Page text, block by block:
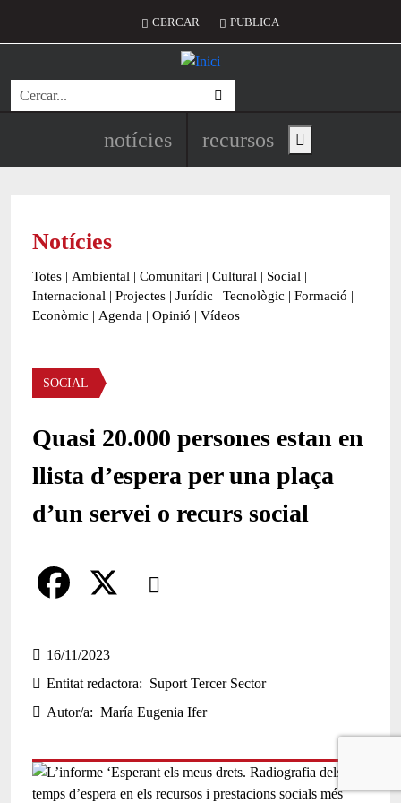
Menú del compte d'usuari
CERCAR PUBLICA
Cerca
Navegació principal de
notícies recursos Show main menu
Notícies
Totes | Ambiental | Comunitari | Cultural | Social |
Internacional | Projectes | Jurídic | Tecnològic | Formació |
Econòmic | Agenda | Opinió | Vídeos
Àmbit de la notícia
SOCIAL
Quasi 20.000 persones estan en
llista d’espera per una plaça
d’un servei o recurs social
Comparteix
a
c
e
o
16/11/2023
Entitat redactora
Suport Tercer Sector
Autor/a
María Eugenia Ifer